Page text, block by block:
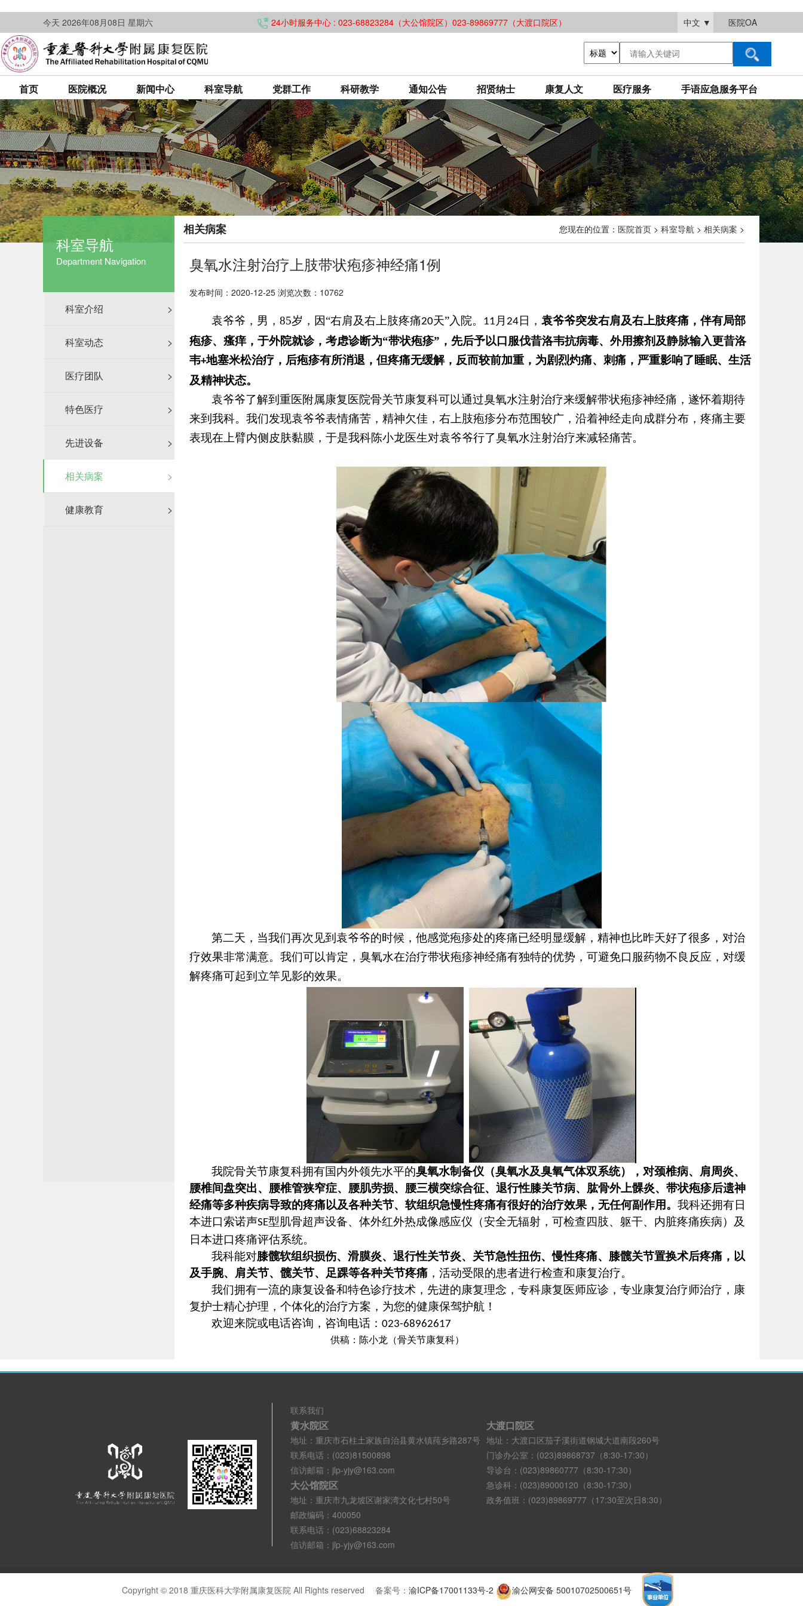
今天 2026年08月08日 星期六 24小时服务中心 : 023-68823284（大公馆院区）023-89869777（大渡口院区） 中文 ▼ 医院OA
首页 医院概况 新闻中心 科室导航 党群工作 科研教学 通知公告 招贤纳士 康复人文 医疗服务 手语应急服务平台
科室导航
Department Navigation
科室介绍 >
科室动态 >
医疗团队 >
特色医疗 >
先进设备 >
相关病案 >
健康教育 >
相关病案 您现在的位置： 医院首页 > 科室导航 > 相关病案 >
臭氧水注射治疗上肢带状疱疹神经痛1例
发布时间：2020-12-25 浏览次数：10762
袁爷爷，男， 85岁，因“右肩及右上肢疼痛20天”入院。 11 月 24 日， 袁爷爷突发右肩及右上肢疼痛，伴有局部
疱疹、瘙痒，于外院就诊，考虑诊断为“带状疱疹”，先后予以口服伐昔洛韦抗病毒、外用擦剂及静脉输入更昔洛
韦+地塞米松治疗，后疱疹有所消退，但疼痛无缓解，反而较前加重，为剧烈灼痛、刺痛，严重影响了睡眠、生活
及精神状态。
袁爷爷了解到重医附属康复医院骨关节康复科可以通过臭氧水注射治疗来缓解带状疱疹神经痛，遂怀着期待
来到我科。我们发现袁爷爷表情痛苦，精神欠佳，右上肢疱疹分布范围较广，沿着神经走向成群分布，疼痛主要
表现在上臂内侧皮肤黏膜，于是我科陈小龙医生对袁爷爷行了臭氧水注射治疗来减轻痛苦。
第二天，当我们再次见到袁爷爷的时候，他感觉疱疹处的疼痛已经明显缓解，精神也比昨天好了很多，对治
疗效果非常满意。我们可以肯定，臭氧水在治疗带状疱疹神经痛有独特的优势，可避免口服药物不良反应，对缓
解疼痛可起到立竿见影的效果。
我院骨关节康复科拥有国内外领先水平的臭氧水制备仪 （臭氧水及臭氧气体双系统）
，对颈椎病、肩周炎、
腰椎间盘突出、腰椎管狭窄症、腰肌劳损、腰三横突综合征、退行性膝关节病、肱骨外上髁炎、带状疱疹后遗神
经痛等多种疾病导致的疼痛以及各种关节、软组织急慢性疼痛有很好的治疗效果，无任何副作用 。 我科还拥有日
本进口索诺声SE型肌骨超声设备、体外红外热成像感应仪（安全无辐射，可检查四肢、躯干、内脏疼痛疾病）及
日本进口疼痛评估系统。
我科能对膝髋软组织损伤、滑膜炎、退行性关节炎、关节急性扭伤、慢性疼痛、膝髋关节置换术后疼痛，以
及手腕、肩关节、髋关节、足踝等各种关节疼痛 ，活动受限的患者进行检查和康复治疗。
我们拥有一流的康复设备和特色诊疗技术，先进的康复理念，专科康复医师应诊，专业康复治疗师治疗，康
复护士精心护理，个体化的治疗方案，为您的健康保驾护航！
欢迎来院或电话咨询，咨询电话： 023-68962617
供稿：陈小龙（骨关节康复科）
联系我们
黄水院区
地址：重庆市石柱土家族自治县黄水镇莼乡路287号
联系电话：(023)81500898
信访邮箱：jlp-yjy@163.com
大公馆院区
地址：重庆市九龙坡区谢家湾文化七村50号
邮政编码：400050
联系电话：(023)68823284
信访邮箱：jlp-yjy@163.com
大渡口院区
地址：大渡口区茄子溪街道钢城大道南段260号
门诊办公室：(023)89868737（8:30-17:30）
导诊台：(023)89860777（8:30-17:30）
急诊科：(023)89000120（8:30-17:30）
政务值班：(023)89869777（17:30至次日8:30）
Copyright © 2018 重庆医科大学附属康复医院 All Rights reserved 备案号： 渝ICP备17001133号-2 渝公网安备 50010702500651号